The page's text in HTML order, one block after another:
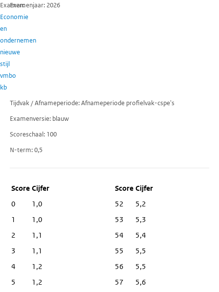
Examen
Economie
en
ondernemen
nieuwe
stijl
vmbo
kb
Examenjaar 2026
Tijdvak / Afnameperiode Afnameperiode profielvak-cspe's
Examenversie blauw
Scoreschaal 100
N-term 0,5
Score Cijfer
0
1,0
1
1,0
2
1,1
3
1,1
4
1,2
5
1,2
52
5,2
53
5,3
54
5,4
55
5,5
56
5,5
57
5,6